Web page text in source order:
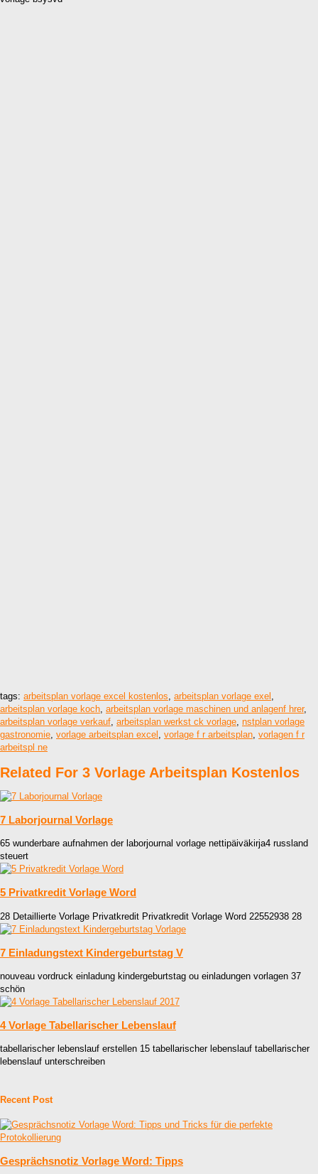
tags: arbeitsplan vorlage excel kostenlos, arbeitsplan vorlage exel ,
arbeitsplan vorlage koch, arbeitsplan vorlage maschinen und anlagenf hrer,
arbeitsplan vorlage verkauf, arbeitsplan werkst ck vorlage, nstplan vorlage
gastronomie, vorlage arbeitsplan excel , vorlage f r arbeitsplan, vorlagen f r
arbeitspl ne
Related For 3 Vorlage Arbeitsplan Kostenlos
7 Laborjournal Vorlage
65 wunderbare aufnahmen der laborjournal vorlage nettipäiväkirja4 russland
steuert
5 Privatkredit Vorlage Word
28 Detaillierte Vorlage Privatkredit Privatkredit Vorlage Word 22552938 28
7 Einladungstext Kindergeburtstag V
nouveau vordruck einladung kindergeburtstag ou einladungen vorlagen 37
schön
4 Vorlage Tabellarischer Lebenslauf
tabellarischer lebenslauf erstellen 15 tabellarischer lebenslauf tabellarischer
lebenslauf unterschreiben
Recent Post
Gesprächsnotiz Vorlage Word: Tipps